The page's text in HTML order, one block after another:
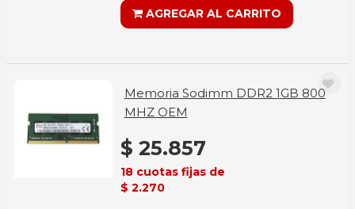
AGREGAR AL CARRITO
Memoria Sodimm DDR2 1GB 800
MHZ OEM
$ 25.857
18 cuotas fijas de
$ 2.270